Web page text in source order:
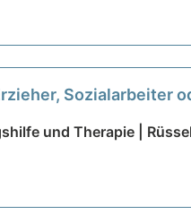
Sozialarbeiter
und Therapie |